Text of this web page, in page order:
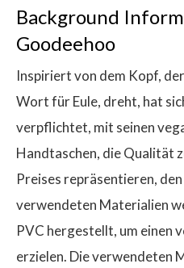
Background
Goodeehoo
Inspiriert von dem Kopf,
Wort für Eule, dreht, hat
verpflichtet, mit seinen
Handtaschen, die Qualität
Preises repräsentieren,
verwendeten Materialien
PVC hergestellt, um einen
erzielen. Die verwendeten